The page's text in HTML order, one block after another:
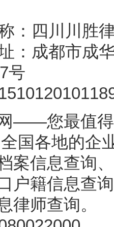
：四川川胜
：成都市成
号
——您最值
国各地的企
案信息查询
户籍信息查
律师查询。